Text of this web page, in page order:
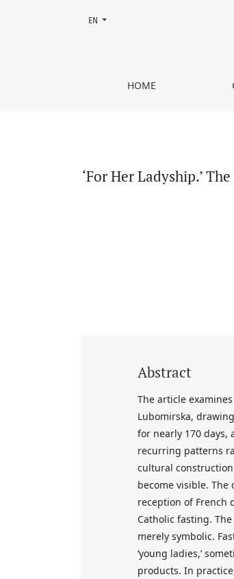
‘For Her Ladyship.’ The
HOME
Change the language. The current
EN
‘For Her Ladyship.’
Abstract
The article
Lubomirska,
for nearly 170 days,
recurring patterns
cultural
become visible.
reception of French
Catholic fasting.
merely symbolic.
‘young ladies,’
products. In